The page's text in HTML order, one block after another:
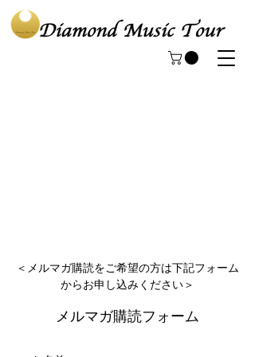
＜メルマガ購読をご希望の方は下記フォーム
からお申し込みください＞
メルマガ購読フォーム